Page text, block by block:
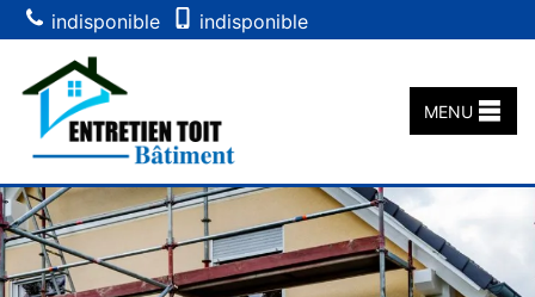
indisponible indisponible
MENU